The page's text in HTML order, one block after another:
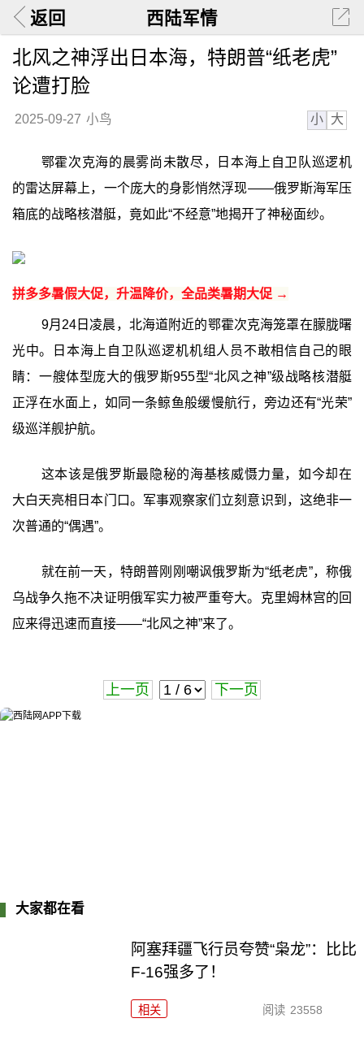
返回 西陆军情
北风之神浮出日本海，特朗普“纸老虎”
论遭打脸
2025-09-27 小鸟 小 大
鄂霍次克海的晨雾尚未散尽，日本海上自卫队巡逻机
的雷达屏幕上，一个庞大的身影悄然浮现——俄罗斯海军压
箱底的战略核潜艇，竟如此“不经意”地揭开了神秘面纱。
拼多多暑假大促，升温降价，全品类暑期大促 →
9月24日凌晨，北海道附近的鄂霍次克海笼罩在朦胧曙
光中。日本海上自卫队巡逻机机组人员不敢相信自己的眼
睛：一艘体型庞大的俄罗斯955型“北风之神”级战略核潜艇
正浮在水面上，如同一条鲸鱼般缓慢航行，旁边还有“光荣”
级巡洋舰护航。
这本该是俄罗斯最隐秘的海基核威慑力量，如今却在
大白天亮相日本门口。军事观察家们立刻意识到，这绝非一
次普通的“偶遇”。
就在前一天，特朗普刚刚嘲讽俄罗斯为“纸老虎”，称俄
乌战争久拖不决证明俄军实力被严重夸大。克里姆林宫的回
应来得迅速而直接——“北风之神”来了。
上一页 下一页
大家都在看
阿塞拜疆飞行员夸赞“枭龙”：比比
F-16强多了！
相关 阅读 23558